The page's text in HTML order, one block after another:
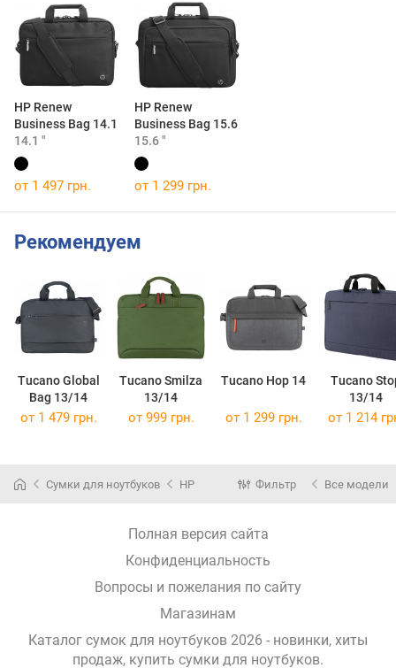
HP Renew
Business Bag 14.1
14.1 "
HP Renew
Business Bag 15.6
15.6 "
от 1 497 грн. от 1 299 грн.
Рекомендуем
Tucano Global
Bag 13/14
Tucano Smilza
13/14
Tucano Hop 14
Tucano
13/14
от 1 479 грн. от 999 грн. от 1 299 грн. от 1 214
Сумки для ноутбуков HP Фильтр Все модели
Полная версия сайта
Конфиденциальность
Вопросы и пожелания по сайту
Магазинам
Каталог сумок для ноутбуков 2026 - новинки, хиты
продаж, купить сумки для ноутбуков.